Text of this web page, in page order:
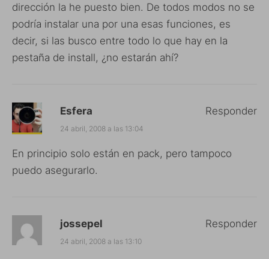
dirección la he puesto bien. De todos modos no se
podría instalar una por una esas funciones, es
decir, si las busco entre todo lo que hay en la
pestaña de install, ¿no estarán ahí?
Esfera
24 abril, 2008 a las 13:04
En principio solo están en pack, pero tampoco
puedo asegurarlo.
Responder
jossepel
24 abril, 2008 a las 13:10
Responder